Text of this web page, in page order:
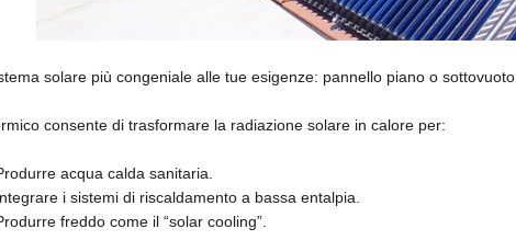
solare più congeniale alle tue esigenze: pannello piano o sottovuoto.
consente di trasformare la radiazione solare in calore per:
acqua calda sanitaria.
i sistemi di riscaldamento a bassa entalpia.
freddo come il “solar cooling”.